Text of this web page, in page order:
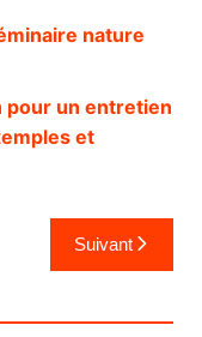
nature
pour un entretien
et
Suivant